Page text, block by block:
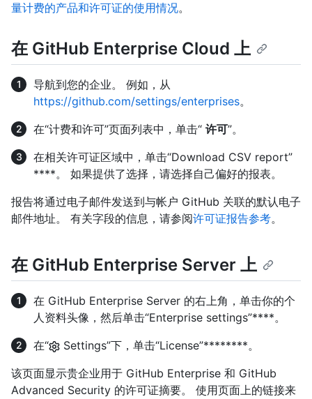
量计费的产品和许可证的使用情况。
在 GitHub Enterprise Cloud 上
导航到您的企业。 例如，从
https://github.com/settings/enterprises。
在“计费和许可”页面列表中，单击“ 许可”。
在相关许可证区域中，单击“Download CSV report”
****。 如果提供了选择，请选择自己偏好的报表。
报告将通过电子邮件发送到与帐户 GitHub 关联的默认电子
邮件地址。 有关字段的信息，请参阅许可证报告参考。
在 GitHub Enterprise Server 上
在 GitHub Enterprise Server 的右上角，单击你的个
人资料头像，然后单击“Enterprise settings”****。
在“
Settings”下，单击“License”********。
该页面显示贵企业用于 GitHub Enterprise 和 GitHub
Advanced Security 的许可证摘要。 使用页面上的链接来